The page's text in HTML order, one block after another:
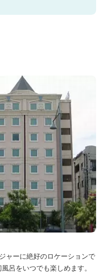
ャーに絶好のロケーションで
呂をいつでも楽しめます。